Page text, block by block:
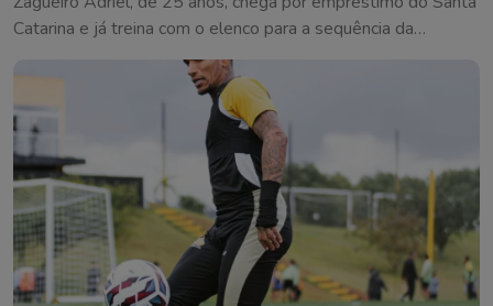
Catarina e já treina com o elenco para a sequência da